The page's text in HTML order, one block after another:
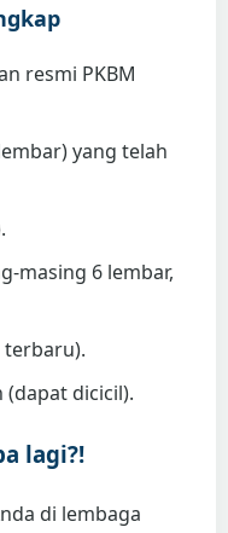
resmi PKBM
yang telah
masing 6 lembar,
terbaru).
dicicil).
lagi?!
di lembaga